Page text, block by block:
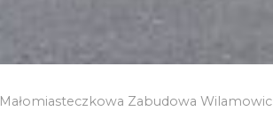
Małomiasteczkowa Zabudowa Wilamowic